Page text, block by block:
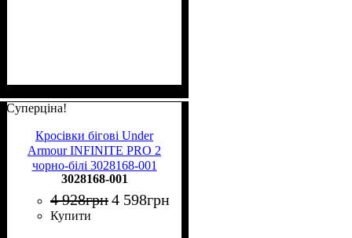
Суперціна!
Кросівки бігові Under
Armour INFINITE PRO 2
чорно-білі 3028168-001
3028168-001
4 928грн4 598грн
Купити